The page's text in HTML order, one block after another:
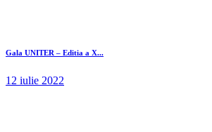
Gala UNITER – Editia a X...
12 iulie 2022